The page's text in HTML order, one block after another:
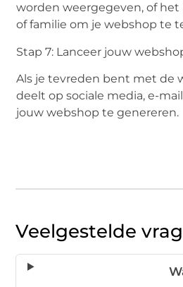
worden weergegeven, of
of familie om je webshop te
Stap 7: Lanceer jouw
Als je tevreden bent met de
deelt op sociale media, e-
jouw webshop te genereren.
Veelgestelde